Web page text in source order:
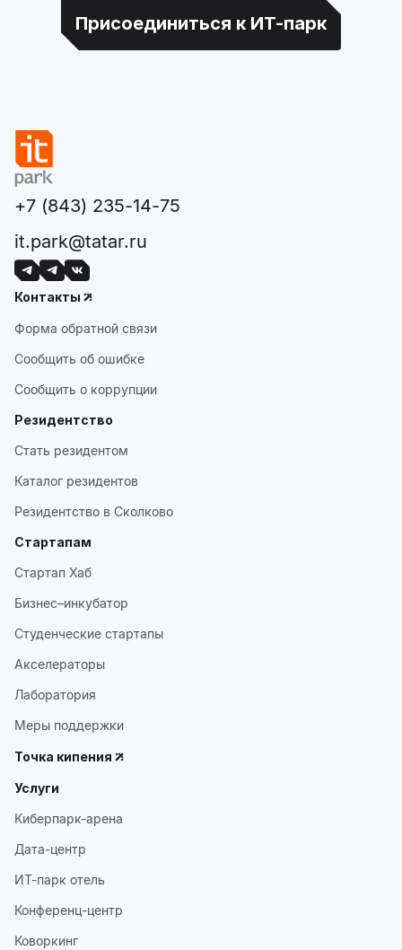
Присоединиться к ИТ-парк
+7 (843) 235-14-75
it.park@tatar.ru
Контакты
Форма обратной связи
Сообщить об ошибке
Сообщить о коррупции
Резидентство
Стать резидентом
Каталог резидентов
Резидентство в Сколково
Стартапам
Стартап Хаб
Бизнес–инкубатор
Студенческие стартапы
Акселераторы
Лаборатория
Меры поддержки
Точка кипения
Услуги
Киберпарк-арена
Дата-центр
ИТ-парк отель
Конференц-центр
Коворкинг